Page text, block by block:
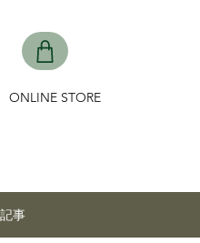
ONLINE STORE
記事